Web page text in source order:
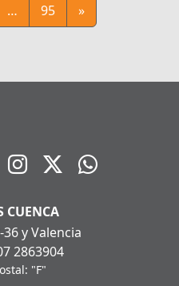
… 95 »
CUENCA
36 y Valencia
2863904
"F"